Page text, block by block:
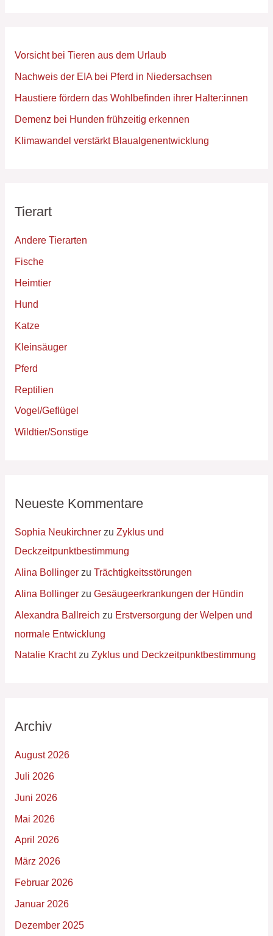
Vorsicht bei Tieren aus dem Urlaub
Nachweis der EIA bei Pferd in Niedersachsen
Haustiere fördern das Wohlbefinden ihrer Halter:innen
Demenz bei Hunden frühzeitig erkennen
Klimawandel verstärkt Blaualgenentwicklung
Tierart
Andere Tierarten
Fische
Heimtier
Hund
Katze
Kleinsäuger
Pferd
Reptilien
Vogel/Geflügel
Wildtier/Sonstige
Neueste Kommentare
Sophia Neukirchnerzu Zyklus und
Deckzeitpunktbestimmung
Alina Bollingerzu Trächtigkeitsstörungen
Alina Bollingerzu Gesäugeerkrankungen der Hündin
Alexandra Ballreich zu Erstversorgung der Welpen und
normale Entwicklung
Natalie Krachtzu Zyklus und Deckzeitpunktbestimmung
Archiv
August 2026
Juli 2026
Juni 2026
Mai 2026
April 2026
März 2026
Februar 2026
Januar 2026
Dezember 2025